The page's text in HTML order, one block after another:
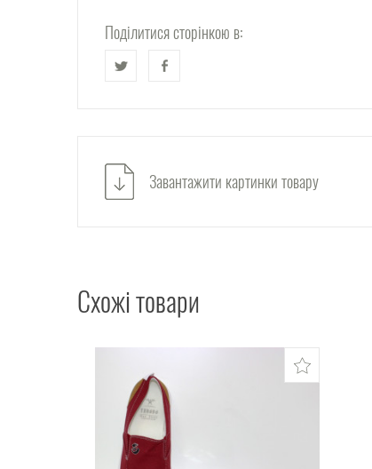
Поділитися сторінкою в:
Завантажити картинки товару
Схожі товари